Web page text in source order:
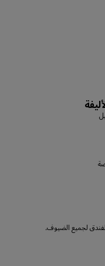
لجميع الضيوف.